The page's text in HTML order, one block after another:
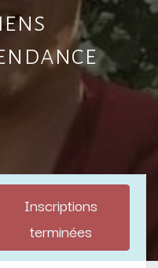
Inscriptions
terminées